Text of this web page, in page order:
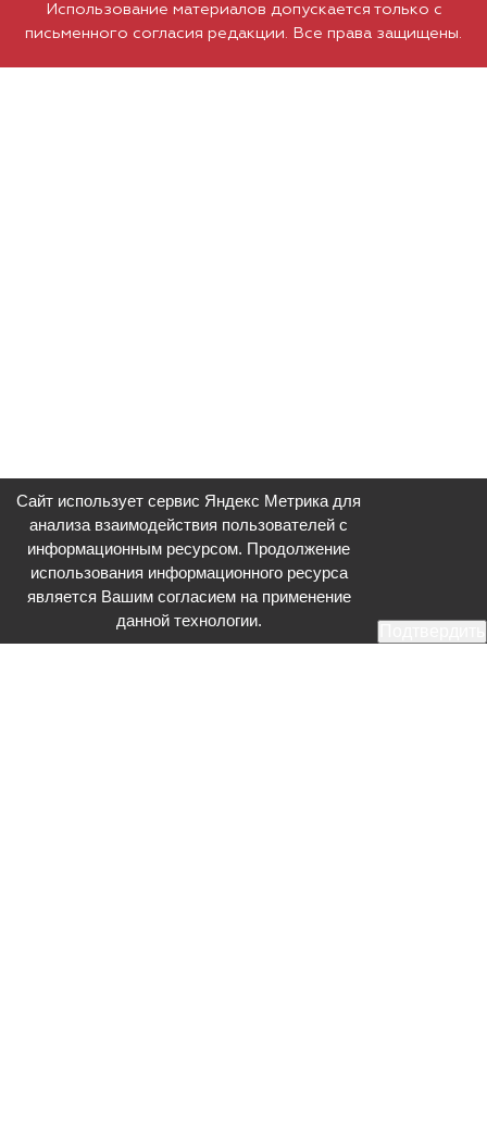
Использование материалов допускается только с
письменного согласия редакции. Все права защищены.
Сайт использует сервис Яндекс Метрика для
анализа взаимодействия пользователей с
информационным ресурсом. Продолжение
использования информационного ресурса
является Вашим согласием на применение
данной технологии.